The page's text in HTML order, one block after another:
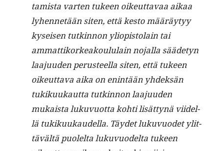
tamista varten tukeen oikeut­tavaa aikaa
lyhen­netään siten, että kesto määräy­tyy
kyseisen tutkin­non yliopis­to­lain tai
ammat­tiko­rkeak­oul­u­lain nojal­la sääde­tyn
laa­ju­u­den perus­teel­la siten, että tukeen
oikeut­ta­va aika on enin­tään yhdek­sän
tukikuukaut­ta tutkin­non laa­ju­u­den
mukaista luku­vuot­ta kohti lisät­tynä viidel­
lä tukikuukaudel­la. Täy­det luku­vuodet ylit­
tävältä puolelta luku­vuodelta tukeen